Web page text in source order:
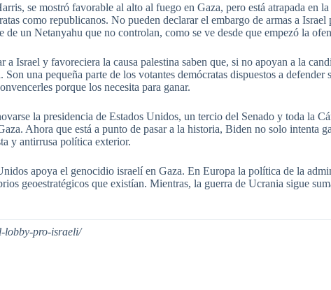
se mostró favorable al alto al fuego en Gaza, pero está atrapada en
como republicanos. No pueden declarar el embargo de armas a
un Netanyahu que no controlan, como se ve desde que empezó la
Israel y favoreciera la causa palestina saben que, si no apoyan a la
una pequeña parte de los votantes demócratas dispuestos a
porque los necesita para ganar.
la presidencia de Estados Unidos, un tercio del Senado y toda la
Ahora que está a punto de pasar a la historia, Biden no solo intenta
y antirrusa política exterior.
apoya el genocidio israelí en Gaza. En Europa la política de la
geoestratégicos que existían. Mientras, la guerra de Ucrania sigue
lobby-pro-israeli/